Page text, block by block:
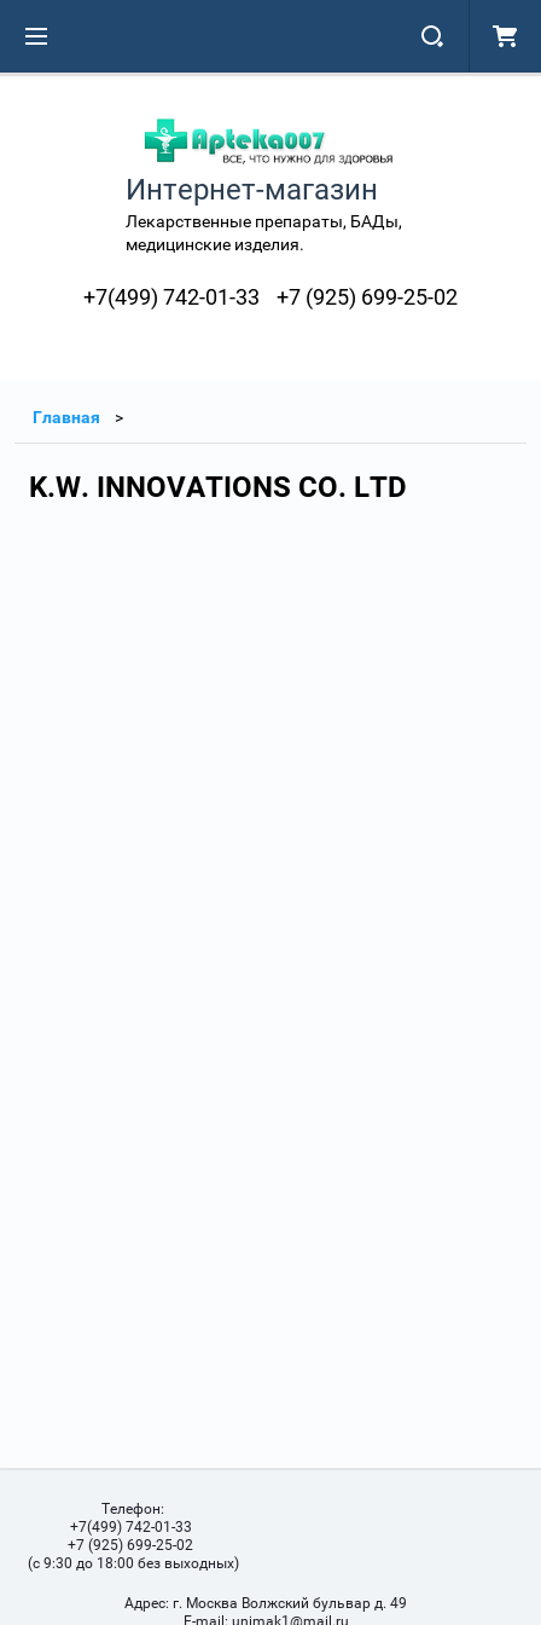
Интернет-магазин
Лекарственные препараты, БАДы,
медицинские изделия.
+7(499) 742-01-33 +7 (925) 699-25-02
Главная
K.W. INNOVATIONS CO. LTD
Телефон:
+7(499) 742-01-33
+7 (925) 699-25-02
(с 9:30 до 18:00 без выходных)
Адрес: г. Москва Волжский бульвар д. 49
Е-mail: unimak1@mail.ru